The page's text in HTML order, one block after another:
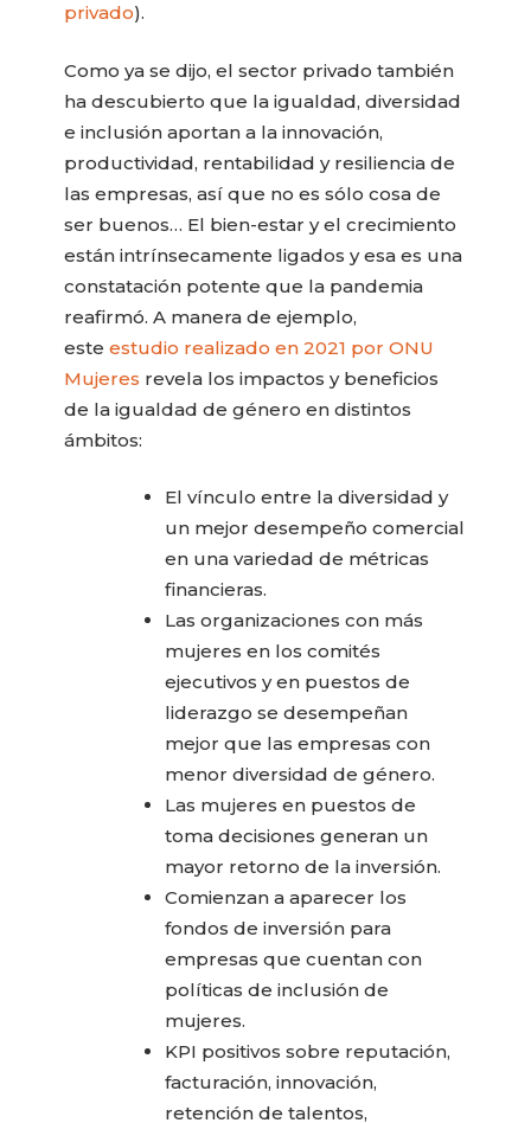
privado).
Como ya se dijo, el sector privado también
ha descubierto que la igualdad, diversidad
e inclusión aportan a la innovación,
productividad, rentabilidad y resiliencia de
las empresas, así que no es sólo cosa de
ser buenos… El bien-estar y el crecimiento
están intrínsecamente ligados y esa es una
constatación potente que la pandemia
reafirmó. A manera de ejemplo,
esteestudio realizado en 2021 por ONU
Mujeres revela los impactos y beneficios
de la igualdad de género en distintos
ámbitos:
El vínculo entre la diversidad y
un mejor desempeño comercial
en una variedad de métricas
financieras.
Las organizaciones con más
mujeres en los comités
ejecutivos y en puestos de
liderazgo se desempeñan
mejor que las empresas con
menor diversidad de género.
Las mujeres en puestos de
toma decisiones generan un
mayor retorno de la inversión.
Comienzan a aparecer los
fondos de inversión para
empresas que cuentan con
políticas de inclusión de
mujeres.
KPI positivos sobre reputación,
facturación, innovación,
retención de talentos,